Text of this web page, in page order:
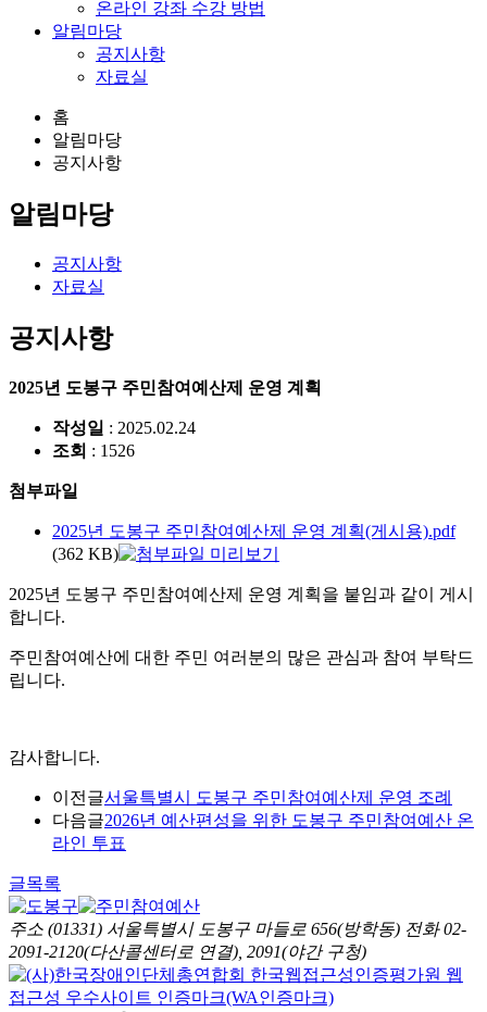
온라인 강좌 수강 방법
알림마당
공지사항
자료실
홈
알림마당
공지사항
알림마당
공지사항
자료실
공지사항
2025년 도봉구 주민참여예산제 운영 계획
작성일 : 2025.02.24
조회 : 1526
첨부파일
2025년 도봉구 주민참여예산제 운영 계획(게시용).pdf
(362 KB)
2025년 도봉구 주민참여예산제 운영 계획을 붙임과 같이 게시
합니다.
주민참여예산에 대한 주민 여러분의 많은 관심과 참여 부탁드
립니다.
감사합니다.
이전글서울특별시 도봉구 주민참여예산제 운영 조례
다음글2026년 예산편성을 위한 도봉구 주민참여예산 온
라인 투표
글목록
주소 (01331) 서울특별시 도봉구 마들로 656(방학동) 전화 02-
2091-2120(다산콜센터로 연결), 2091(야간 구청)